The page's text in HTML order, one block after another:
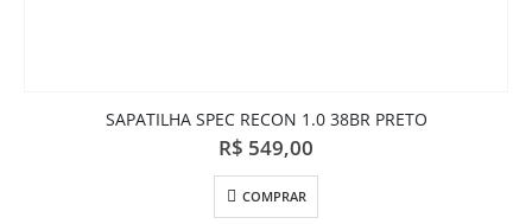
SAPATILHA SPEC RECON 1.0 38BR PRETO
R$ 549,00
COMPRAR